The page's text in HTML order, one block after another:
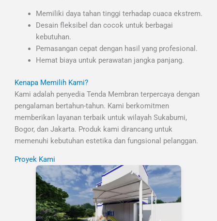
Memiliki daya tahan tinggi terhadap cuaca ekstrem.
Desain fleksibel dan cocok untuk berbagai
kebutuhan.
Pemasangan cepat dengan hasil yang profesional.
Hemat biaya untuk perawatan jangka panjang.
Kenapa Memilih Kami?
Kami adalah penyedia Tenda Membran terpercaya dengan
pengalaman bertahun-tahun. Kami berkomitmen
memberikan layanan terbaik untuk wilayah Sukabumi,
Bogor, dan Jakarta. Produk kami dirancang untuk
memenuhi kebutuhan estetika dan fungsional pelanggan.
Proyek Kami